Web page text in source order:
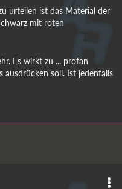
urteilen ist das Material der
mit roten
Es wirkt zu ... profan
ausdrücken soll. Ist jedenfalls